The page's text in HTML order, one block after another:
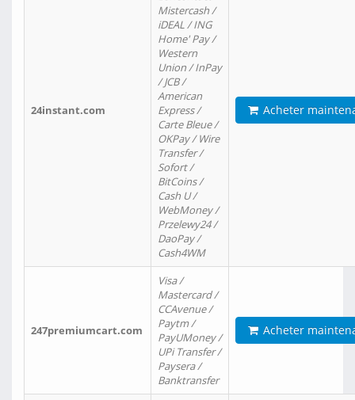
24instant.com
Mistercash /
iDEAL / ING
Home' Pay /
Western
Union / InPay
/ JCB /
American
Express /
Carte Bleue /
OKPay / Wire
Transfer /
Sofort /
BitCoins /
Cash U /
WebMoney /
Przelewy24 /
DaoPay /
Cash4WM
Acheter
247premiumcart.com
Visa /
Mastercard /
CCAvenue /
Paytm /
PayUMoney /
UPi Transfer /
Paysera /
Banktransfer
Acheter